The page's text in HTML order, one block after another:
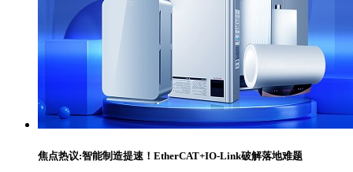
焦点热议:智能制造提速！EtherCAT+IO-Link破解落地难题